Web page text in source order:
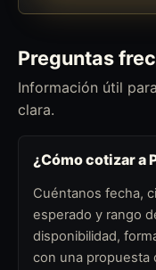
Preguntas
Información útil
clara.
¿Cómo cotizar a
Cuéntanos fecha,
esperado y rango
disponibilidad,
con una propuesta